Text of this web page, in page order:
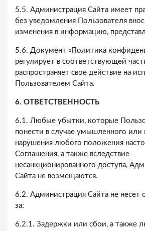
5.5. Администрация Сайта имеет
без уведомления Пользователя
изменения в информацию,
5.6. Документ «Политика
регулирует в соответствующей
распространяет свое действие на
Пользователем Сайта.
6. ОТВЕТСТВЕННОСТЬ
6.1. Любые убытки, которые
понести в случае умышленного или
нарушения любого положения
Соглашения, а также вследствие
несанкционированного доступа,
Сайта не возмещаются.
6.2. Администрация Сайта не несет
за:
6.2.1. Задержки или сбои, а также